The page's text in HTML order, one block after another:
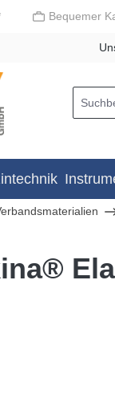
Bequemer